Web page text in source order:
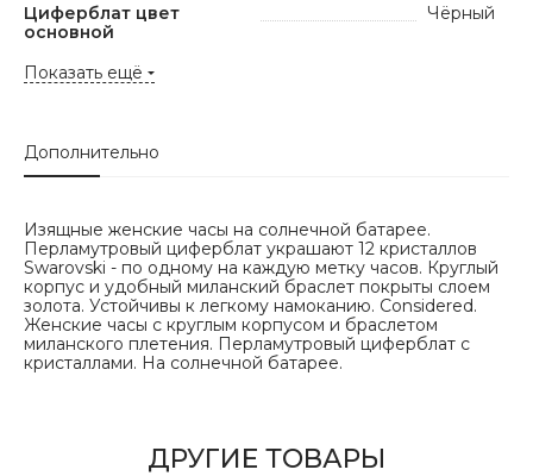
Циферблат цвет
основной
Чёрный
Показать ещё
Дополнительно
Изящные женские часы на солнечной батарее.
Перламутровый циферблат украшают 12 кристаллов
Swarovski - по одному на каждую метку часов. Круглый
корпус и удобный миланский браслет покрыты слоем
золота. Устойчивы к легкому намоканию. Considered.
Женские часы с круглым корпусом и браслетом
миланского плетения. Перламутровый циферблат с
кристаллами. На солнечной батарее.
ДРУГИЕ ТОВАРЫ